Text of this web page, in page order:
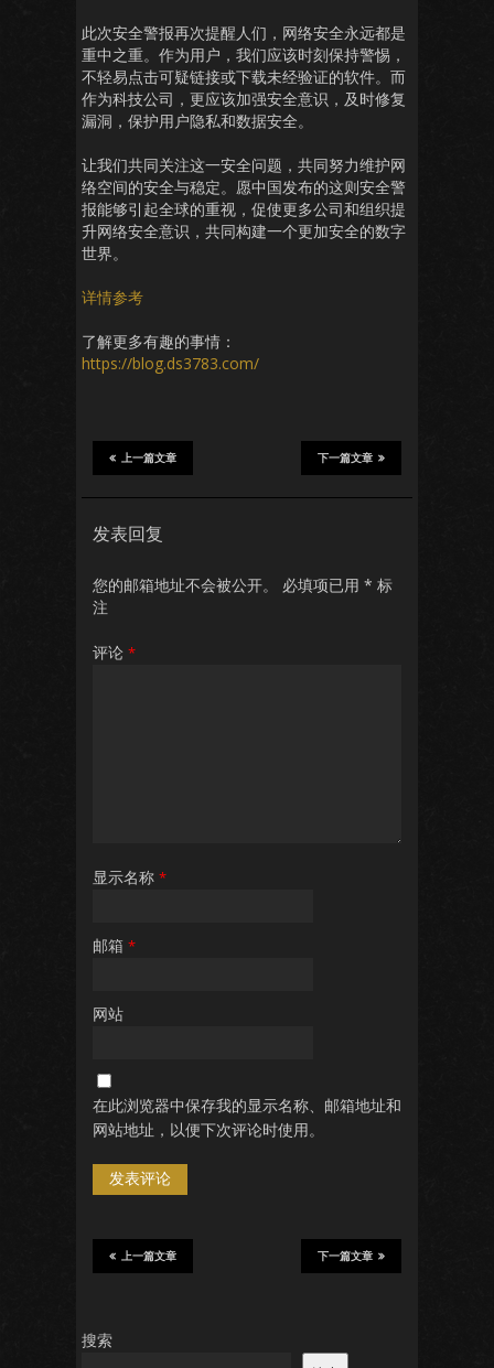
此次安全警报再次提醒人们，网络安全永远都是
重中之重。作为用户，我们应该时刻保持警惕，
不轻易点击可疑链接或下载未经验证的软件。而
作为科技公司，更应该加强安全意识，及时修复
漏洞，保护用户隐私和数据安全。
让我们共同关注这一安全问题，共同努力维护网
络空间的安全与稳定。愿中国发布的这则安全警
报能够引起全球的重视，促使更多公司和组织提
升网络安全意识，共同构建一个更加安全的数字
世界。
详情参考
了解更多有趣的事情：
https://blog.ds3783.com/
下一篇文章
上一篇文章
发表回复
您的邮箱地址不会被公开。 必填项已用 * 标
注
评论 *
显示名称 *
邮箱 *
网站
在此浏览器中保存我的显示名称、邮箱地址和
网站地址，以便下次评论时使用。
下一篇文章
上一篇文章
搜索